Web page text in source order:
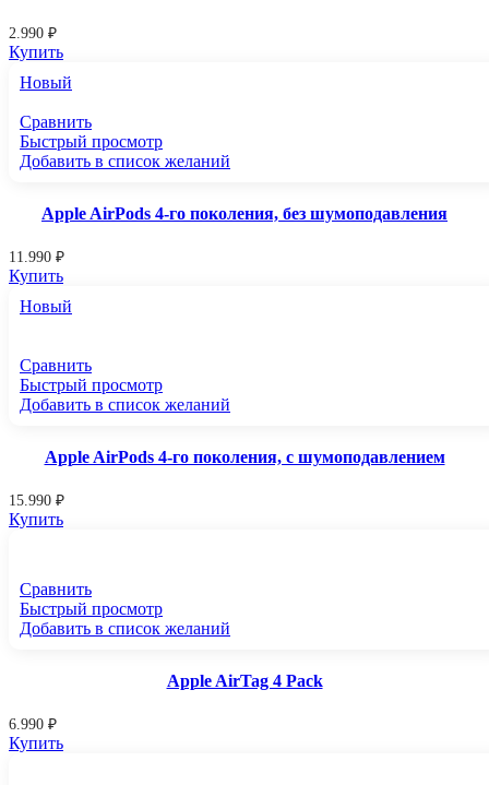
2.990 ₽
Купить
Новый
Сравнить
Быстрый просмотр
Добавить в список желаний
Apple AirPods 4-го поколения, без шумоподавления
11.990 ₽
Купить
Новый
Сравнить
Быстрый просмотр
Добавить в список желаний
Apple AirPods 4-го поколения, с шумоподавлением
15.990 ₽
Купить
Сравнить
Быстрый просмотр
Добавить в список желаний
Apple AirTag 4 Pack
6.990 ₽
Купить